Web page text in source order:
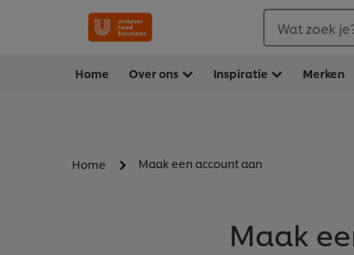
Wat zoek
Home Over ons Inspiratie Merken
Home Maak een account aan
Maak